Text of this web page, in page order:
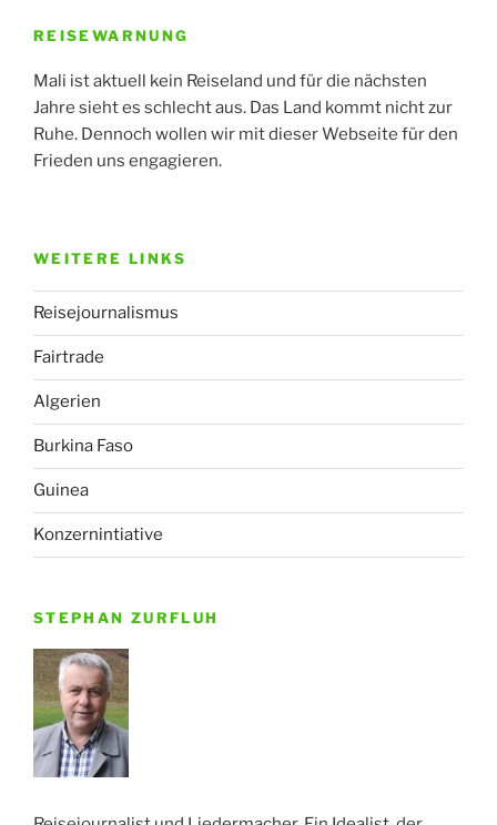
REISEWARNUNG
Mali ist aktuell kein Reiseland und für die nächsten
Jahre sieht es schlecht aus. Das Land kommt nicht zur
Ruhe. Dennoch wollen wir mit dieser Webseite für den
Frieden uns engagieren.
WEITERE LINKS
Reisejournalismus
Fairtrade
Algerien
Burkina Faso
Guinea
Konzernintiative
STEPHAN ZURFLUH